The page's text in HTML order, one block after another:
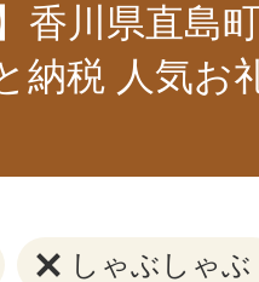
香川県直島
納税 人気お
しゃぶしゃぶ